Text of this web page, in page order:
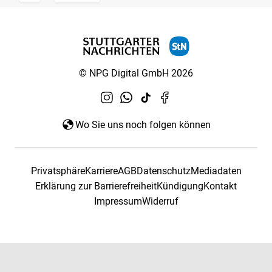
© NPG Digital GmbH 2026
Wo Sie uns noch folgen können
PrivatsphäreKarriereAGBDatenschutzMediadaten
Erklärung zur BarrierefreiheitKündigungKontakt
ImpressumWiderruf